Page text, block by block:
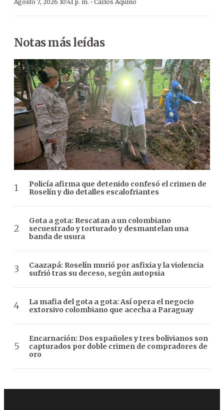
Agosto 7, 2026 10:41 p. m. Carlos Aquino
Notas más leídas
Policía afirma que detenido confesó el crimen de
Roselín y dio detalles escalofriantes
Gota a gota: Rescatan a un colombiano
secuestrado y torturado y desmantelan una
banda de usura
Caazapá: Roselín murió por asfixia y la violencia
sufrió tras su deceso, según autopsia
La mafia del gota a gota: Así opera el negocio
extorsivo colombiano que acecha a Paraguay
Encarnación: Dos españoles y tres bolivianos son
capturados por doble crimen de compradores de
oro